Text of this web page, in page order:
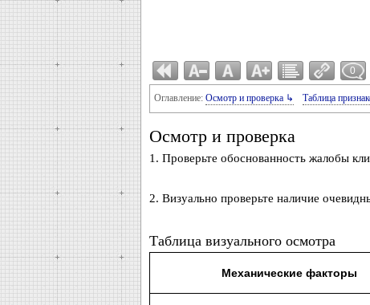
0
Оглавление: Осмотр и проверка ↳ Таблица
Осмотр и проверка
1. Проверьте обоснованность жалобы
2. Визуально проверьте наличие
Таблица визуального осмотра
Механические факторы